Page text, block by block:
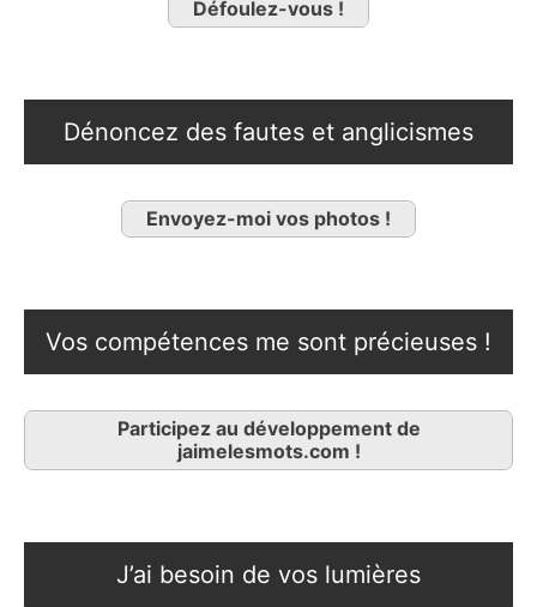
Défoulez-vous !
Dénoncez des fautes et anglicismes
Envoyez-moi vos photos !
Vos compétences me sont précieuses !
Participez au développement de
jaimelesmots.com !
J’ai besoin de vos lumières